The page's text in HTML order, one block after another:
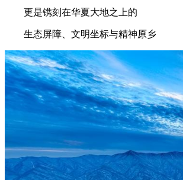
更是镌刻在华夏大地之上的
生态屏障、文明坐标与精神原乡